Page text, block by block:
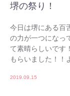
堺の祭り！
今日は堺にある百
の力が一つになっ
て素晴らしいです
もらいました！
2019.09.15